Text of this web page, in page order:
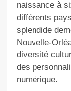
naissance à
différents
splendide
Nouvelle-
diversité
des
numérique.